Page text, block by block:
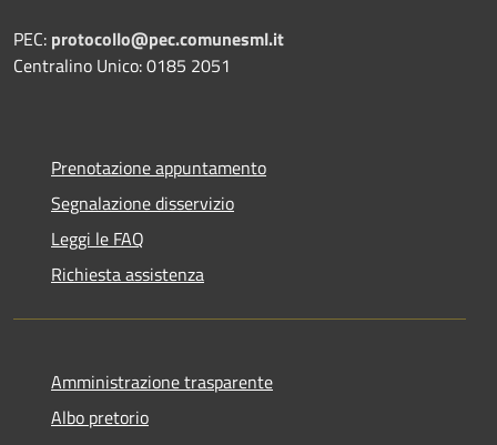
PEC: protocollo@pec.comunesml.it
Centralino Unico: 0185 2051
Prenotazione appuntamento
Segnalazione disservizio
Leggi le FAQ
Richiesta assistenza
Amministrazione trasparente
Albo pretorio